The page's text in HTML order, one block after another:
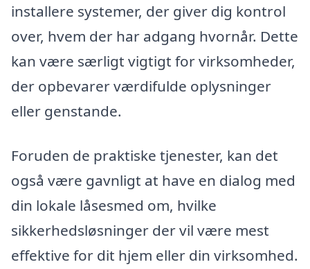
installere systemer, der giver dig kontrol
over, hvem der har adgang hvornår. Dette
kan være særligt vigtigt for virksomheder,
der opbevarer værdifulde oplysninger
eller genstande.
Foruden de praktiske tjenester, kan det
også være gavnligt at have en dialog med
din lokale låsesmed om, hvilke
sikkerhedsløsninger der vil være mest
effektive for dit hjem eller din virksomhed.